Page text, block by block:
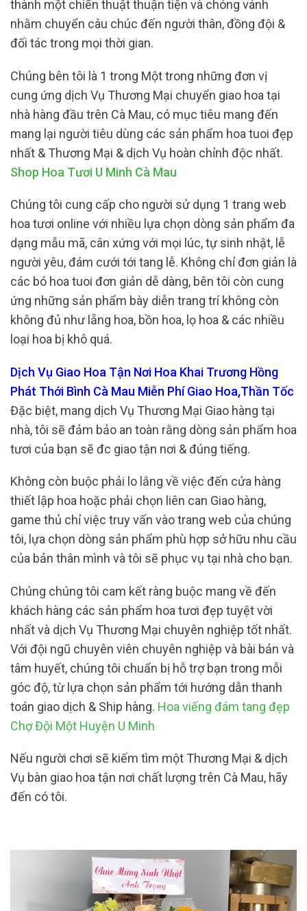
thành một chiến thuật thuận tiện và chóng vánh
nhằm chuyển câu chúc đến người thân, đồng đội &
đối tác trong mọi thời gian.
Chúng bên tôi là 1 trong Một trong những đơn vị
cung ứng dịch Vụ Thương Mại chuyển giao hoa tại
nhà hàng đầu trên Cà Mau, có mục tiêu mang đến
mang lại người tiêu dùng các sản phẩm hoa tuoi đẹp
nhất & Thương Mại & dịch Vụ hoàn chỉnh độc nhất.
Shop Hoa Tươi U Minh Cà Mau
Chúng tôi cung cấp cho người sử dụng 1 trang web
hoa tươi online với nhiều lựa chọn dòng sản phẩm đa
dạng mẫu mã, cân xứng với mọi lúc, tự sinh nhật, lễ
người yêu, đám cưới tới tang lễ. Không chỉ đơn giản là
các bó hoa tuoi đơn giản dễ dàng, bên tôi còn cung
ứng những sản phẩm bày diễn trang trí không còn
không đủ như lẵng hoa, bồn hoa, lọ hoa & các nhiều
loại hoa bị khô quá.
Dịch Vụ Giao Hoa Tận Nơi Hoa Khai Trương Hồng
Phát Thới Bình Cà Mau Miễn Phí Giao Hoa,Thần Tốc
Đặc biệt, mang dịch Vụ Thương Mại Giao hàng tại
nhà, tôi sẽ đảm bảo an toàn rằng dòng sản phẩm hoa
tươi của bạn sẽ đc giao tận nơi & đúng tiếng.
Không còn buộc phải lo lắng về việc đến cửa hàng
thiết lập hoa hoặc phải chọn liên can Giao hàng,
game thủ chỉ việc truy vấn vào trang web của chúng
tôi, lựa chọn dòng sản phẩm phù hợp sở hữu nhu cầu
của bản thân mình và tôi sẽ phục vụ tại nhà cho bạn.
Chúng chúng tôi cam kết ràng buộc mang về đến
khách hàng các sản phẩm hoa tươi đẹp tuyệt vời
nhất và dịch Vụ Thương Mại chuyên nghiệp tốt nhất.
Với đội ngũ chuyên viên chuyên nghiệp và bài bản và
tâm huyết, chúng tôi chuẩn bị hỗ trợ bạn trong mỗi
góc độ, từ lựa chọn sản phẩm tới hướng dẫn thanh
toán giao dịch & Ship hàng. Hoa viếng đám tang đẹp
Chợ Đội Một Huyện U Minh
Nếu người chơi sẽ kiếm tìm một Thương Mại & dịch
Vụ bàn giao hoa tận nơi chất lượng trên Cà Mau, hãy
đến có tôi.